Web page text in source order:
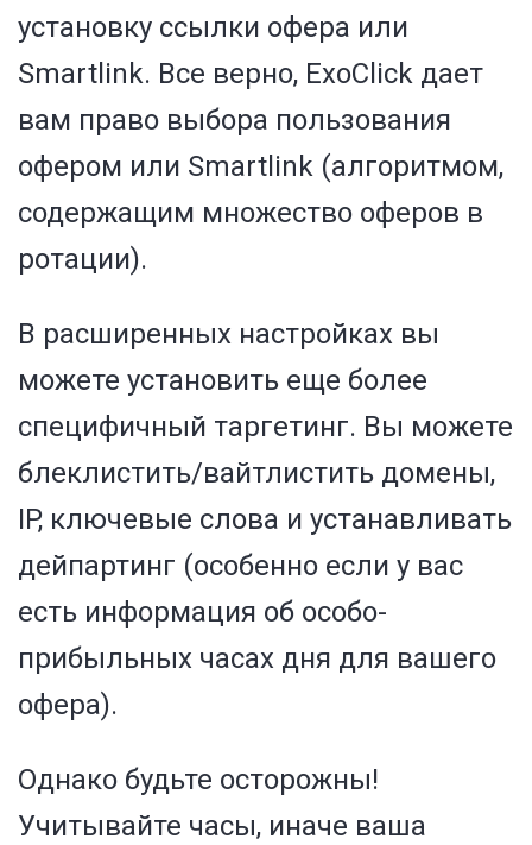
установку ссылки офера или
Smartlink. Все верно, ExoClick дает
вам право выбора пользования
офером или Smartlink (алгоритмом,
содержащим множество оферов в
ротации).
В расширенных настройках вы
можете установить еще более
специфичный таргетинг. Вы можете
блеклистить/вайтлистить домены,
IP, ключевые слова и устанавливать
дейпартинг (особенно если у вас
есть информация об особо-
прибыльных часах дня для вашего
офера).
Однако будьте осторожны!
Учитывайте часы, иначе ваша